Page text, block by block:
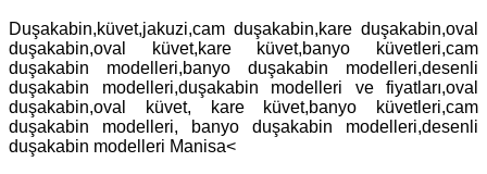
Duşakabin,küvet,jakuzi,cam duşakabin,kare duşakabin,oval
duşakabin,oval küvet,kare küvet,banyo küvetleri,cam
duşakabin modelleri,banyo duşakabin modelleri,desenli
duşakabin modelleri,duşakabin modelleri ve fiyatları,oval
duşakabin,oval küvet, kare küvet,banyo küvetleri,cam
duşakabin modelleri, banyo duşakabin modelleri,desenli
duşakabin modelleri Manisa<